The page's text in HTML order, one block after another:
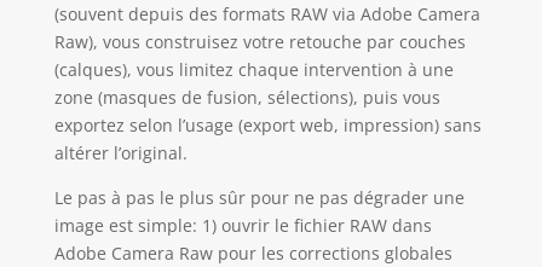
(souvent depuis des formats RAW via Adobe Camera
Raw), vous construisez votre retouche par couches
(calques), vous limitez chaque intervention à une
zone (masques de fusion, sélections), puis vous
exportez selon l’usage (export web, impression) sans
altérer l’original.
Le pas à pas le plus sûr pour ne pas dégrader une
image est simple: 1) ouvrir le fichier RAW dans
Adobe Camera Raw pour les corrections globales